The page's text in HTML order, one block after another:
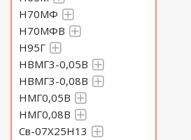
Н70МФ
Н70МФВ
Н95Г
НВМГ3-0,05В
НВМГ3-0,08В
НМГ0,05В
НМГ0,08В
Св-07Х25Н13